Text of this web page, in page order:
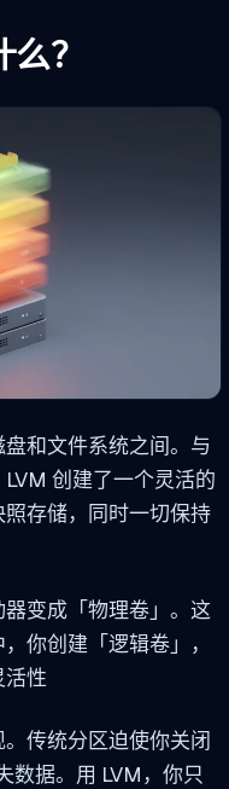
？
和文件系统之间。与
创建了一个灵活的
存储，同时一切保持
变成「物理卷」。这
你创建「逻辑卷」，
性
传统分区迫使你关闭
数据。用 LVM，你只